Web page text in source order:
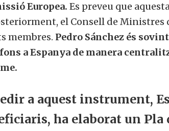
Europea.Es preveu que
el Consell de Ministres
membres.Pedro Sánchez és
a Espanya de manera
a aquest instrument,
ha elaborat un Pla